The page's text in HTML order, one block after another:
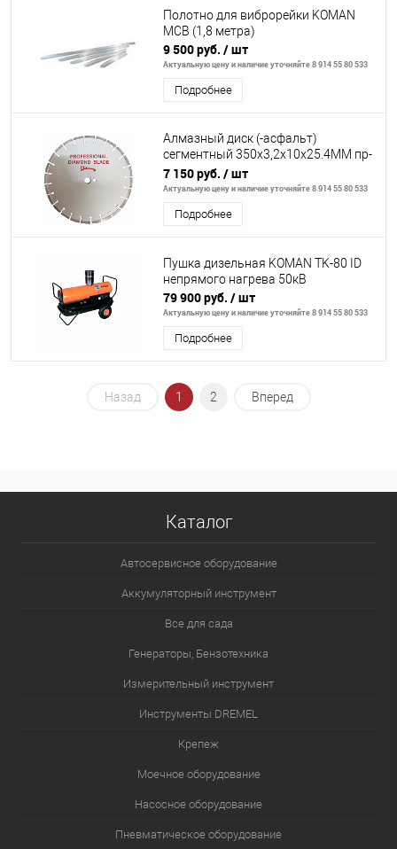
Полотно для виброрейки KOMAN
MCB (1,8 метра)
9 500 руб. / шт
Актуальную цену и наличие уточняйте 8 914 55 80 533
Подробнее
Алмазный диск (-асфальт)
сегментный 350х3,2х10x25.4MM пр-
ва Япония.
7 150 руб. / шт
Актуальную цену и наличие уточняйте 8 914 55 80 533
Подробнее
Пушка дизельная KOMAN TK-80 ID
непрямого нагрева 50кВ
79 900 руб. / шт
Актуальную цену и наличие уточняйте 8 914 55 80 533
Подробнее
Назад 1 2 Вперед
Каталог
Автосервисное оборудование
Аккумуляторный инструмент
Все для сада
Генераторы, Бензотехника
Измерительный инструмент
Инструменты DREMEL
Крепеж
Моечное оборудование
Насосное оборудование
Пневматическое оборудование